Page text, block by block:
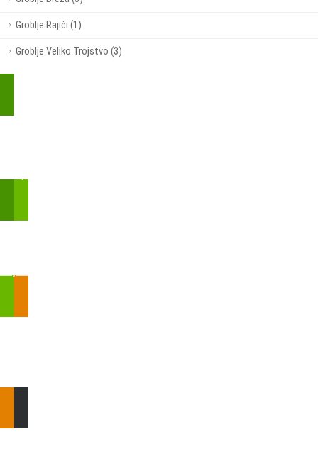
Groblje Rajići (1)
Groblje Veliko Trojstvo (3)